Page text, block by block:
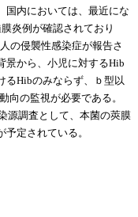
国内においては、最近にな
炎例が確認されており
の侵襲性感染症が報告さ
景から、小児に対するHib
るHibのみならず、ｂ型以
向の監視が必要である。
源調査として、本菌の莢膜
定されている。